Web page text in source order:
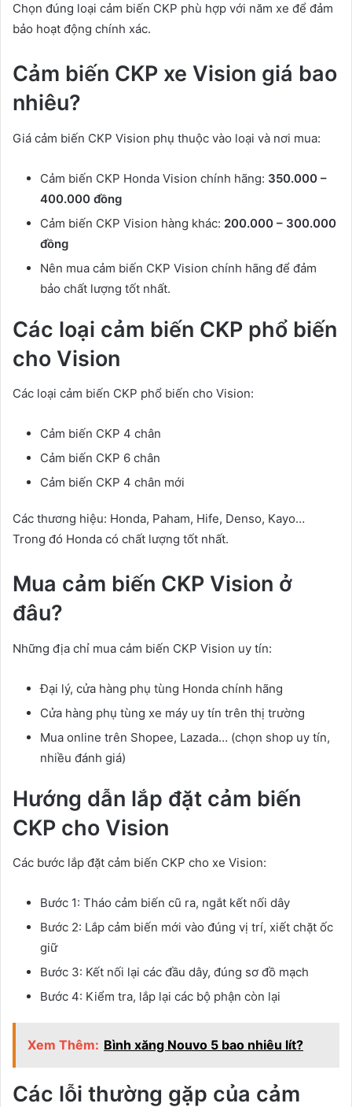
Chọn đúng loại cảm biến CKP phù hợp với năm xe để đảm
bảo hoạt động chính xác.
Cảm biến CKP xe Vision giá bao
nhiêu?
Giá cảm biến CKP Vision phụ thuộc vào loại và nơi mua:
Cảm biến CKP Honda Vision chính hãng: 350.000 –
400.000 đồng
Cảm biến CKP Vision hàng khác: 200.000 – 300.000
đồng
Nên mua cảm biến CKP Vision chính hãng để đảm
bảo chất lượng tốt nhất.
Các loại cảm biến CKP phổ biến
cho Vision
Các loại cảm biến CKP phổ biến cho Vision:
Cảm biến CKP 4 chân
Cảm biến CKP 6 chân
Cảm biến CKP 4 chân mới
Các thương hiệu: Honda, Paham, Hife, Denso, Kayo…
Trong đó Honda có chất lượng tốt nhất.
Mua cảm biến CKP Vision ở
đâu?
Những địa chỉ mua cảm biến CKP Vision uy tín:
Đại lý, cửa hàng phụ tùng Honda chính hãng
Cửa hàng phụ tùng xe máy uy tín trên thị trường
Mua online trên Shopee, Lazada… (chọn shop uy tín,
nhiều đánh giá)
Hướng dẫn lắp đặt cảm biến
CKP cho Vision
Các bước lắp đặt cảm biến CKP cho xe Vision:
Bước 1: Tháo cảm biến cũ ra, ngắt kết nối dây
Bước 2: Lắp cảm biến mới vào đúng vị trí, xiết chặt ốc
giữ
Bước 3: Kết nối lại các đầu dây, đúng sơ đồ mạch
Bước 4: Kiểm tra, lắp lại các bộ phận còn lại
Xem Thêm: Bình xăng Nouvo 5 bao nhiêu lít?
Các lỗi thường gặp của cảm